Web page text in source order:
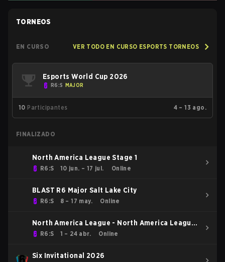
TORNEOS
EN CURSO VER TODO EN CURSO ESPORTS TORNEOS
Esports World Cup 2026
R6:S MAJOR
10 Participantes 4 – 13 ago.
FINALIZADO
North America League Stage 1
R6:S 10 jun. – 17 jul. Online
BLAST R6 Major Salt Lake City
R6:S 8 – 17 may. Online
North America League - North America League
Kickoff
R6:S 1 – 24 abr. Online
Six Invitational 2026